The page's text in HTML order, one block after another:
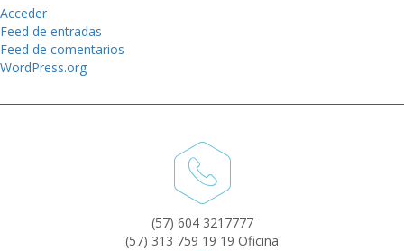
Acceder
Feed de entradas
Feed de comentarios
WordPress.org
(57) 604 3217777
(57) 313 759 19 19 Oficina